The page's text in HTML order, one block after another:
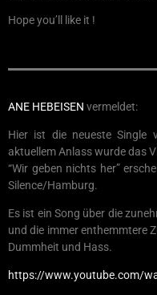
Hope you’ll like it !
ANE HEBEISEN vermeldet:
Hier ist die neueste Single
aktuellem Anlass wurde das
“Wir geben nichts her”
Silence/Hamburg.
Es ist ein Song über die
und die immer enthemmtere
Dummheit und Hass.
https://www.youtube.com/